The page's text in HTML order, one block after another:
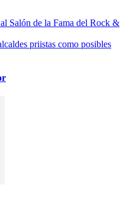
Salón de la Fama del Rock &
priistas como posibles